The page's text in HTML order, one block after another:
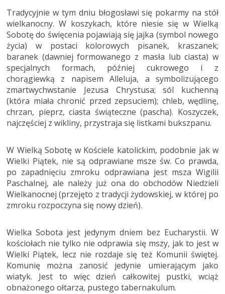
Tradycyjnie w tym dniu błogosławi się pokarmy na stół
wielkanocny. W koszykach, które niesie się w Wielką
Sobotę do święcenia pojawiają się jajka (symbol nowego
życia) w postaci kolorowych pisanek, kraszanek;
baranek (dawniej formowanego z masła lub ciasta) w
specjalnych formach, później cukrowego i z
chorągiewką z napisem Alleluja, a symbolizującego
zmartwychwstanie Jezusa Chrystusa; sól kuchenną
(która miała chronić przed zepsuciem); chleb, wędlinę,
chrzan, pieprz, ciasta świąteczne (pascha). Koszyczek,
najczęściej z wikliny, przystraja się listkami bukszpanu.
W Wielką Sobotę w Kościele katolickim, podobnie jak w
Wielki Piątek, nie są odprawiane msze św. Co prawda,
po zapadnięciu zmroku odprawiana jest msza Wigilii
Paschalnej, ale należy już ona do obchodów Niedzieli
Wielkanocnej (przejęto z tradycji żydowskiej, w której po
zmroku rozpoczyna się nowy dzień).
Wielka Sobota jest jedynym dniem bez Eucharystii. W
kościołach nie tylko nie odprawia się mszy, jak to jest w
Wielki Piątek, lecz nie rozdaje się też Komunii świętej.
Komunię można zanosić jedynie umierającym jako
wiatyk. Jest to więc dzień całkowitej pustki, wciąż
obnażonego ołtarza, pustego tabernakulum.